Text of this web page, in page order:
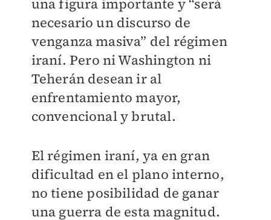
una figura importante y “será
necesario un discurso de
venganza masiva” del régimen
iraní. Pero ni Washington ni
Teherán desean ir al
enfrentamiento mayor,
convencional y brutal.
El régimen iraní, ya en gran
dificultad en el plano interno,
no tiene posibilidad de ganar
una guerra de esta magnitud.